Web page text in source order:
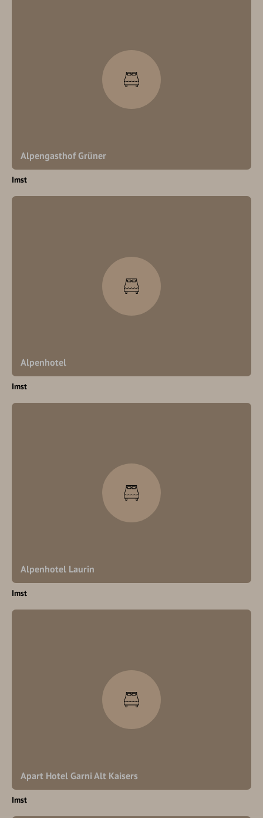
Alpengasthof Grüner
Imst
Alpenhotel
Imst
Alpenhotel Laurin
Imst
Apart Hotel Garni Alt Kaisers
Imst